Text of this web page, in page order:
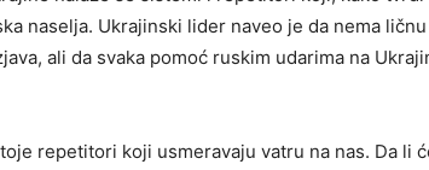
naselja. Ukrajinski lider naveo je da nema ličnu
ali da svaka pomoć ruskim udarima na
repetitori koji usmeravaju vatru na nas. Da li